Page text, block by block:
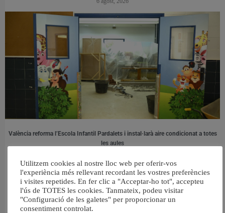
València reforma l’Escola Infantil Pardalets i instal·larà aire condicionat a totes
les aules
Utilitzem cookies al nostre lloc web per oferir-vos
l'experiència més rellevant recordant les vostres preferències
i visites repetides. En fer clic a "Acceptar-ho tot", accepteu
l'ús de TOTES les cookies. Tanmateix, podeu visitar
"Configuració de les galetes" per proporcionar un
consentiment controlat.